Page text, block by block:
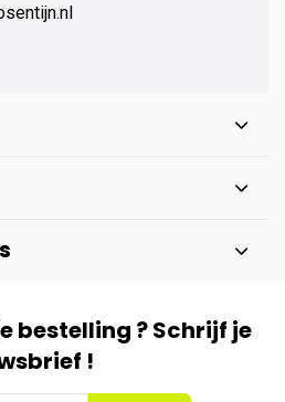
bestelling ? Schrijf je
!